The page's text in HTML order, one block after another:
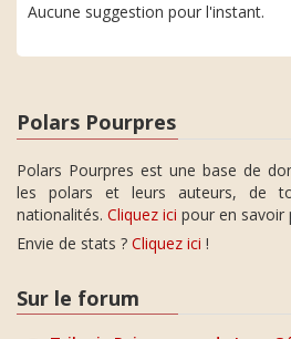
Aucune suggestion pour l'instant.
Polars Pourpres
Polars Pourpres est une base de
les polars et leurs auteurs, de
nationalités. Cliquez ici pour en savoir
Envie de stats ? Cliquez ici !
Sur le forum